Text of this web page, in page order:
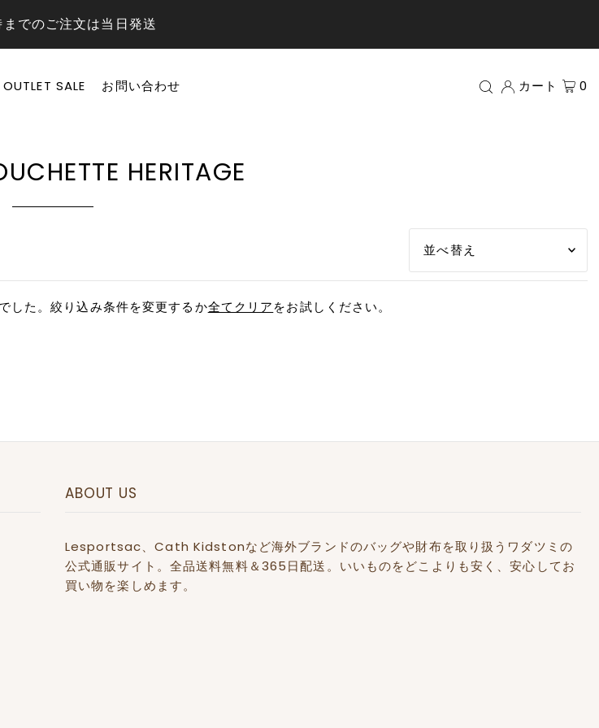
までのご注文は当日発送
OUTLET SALE お問い合わせ カート 0
HERITAGE
価格の安い順
新着順
した。絞り込み条件を変更するか全てクリアをお試しください。
ABOUT US
Lesportsac、Cath Kidstonなど海外ブランドのバッグや財布を取り扱うワダツミの
公式通販サイト。全品送料無料＆365日配送。いいものをどこよりも安く、安心してお
買い物を楽しめます。